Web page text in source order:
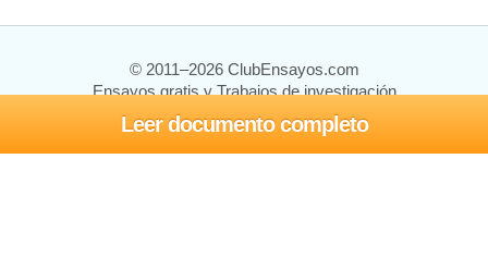
Leer documento completo
© 2011–2026 ClubEnsayos.com
Ensayos gratis y Trabajos de investigación